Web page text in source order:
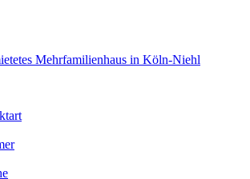
Mehrfamilienhaus in Köln-Niehl